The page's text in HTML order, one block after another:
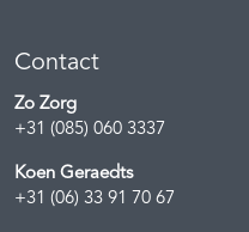
Contact
Zo Zorg
+31 (085) 060 3337
Koen Geraedts
+31 (06) 33 91 70 67